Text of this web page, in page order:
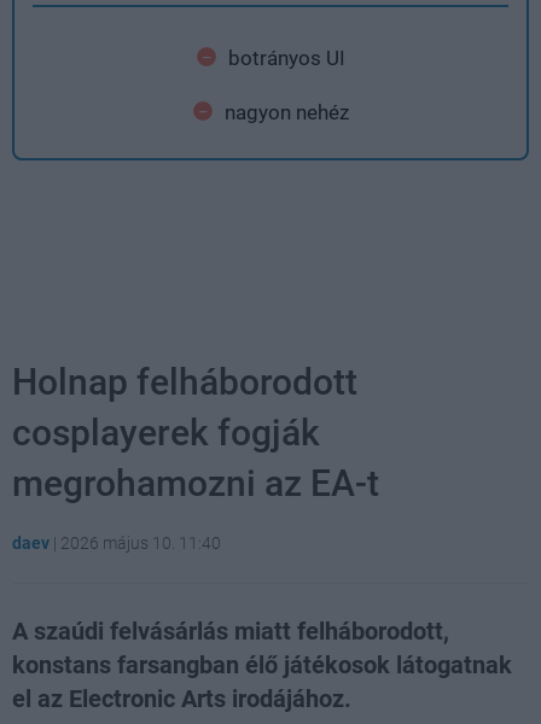
botrányos UI
nagyon nehéz
Holnap felháborodott
cosplayerek fogják
megrohamozni az EA-t
daev | 2026 május 10. 11:40
A szaúdi felvásárlás miatt felháborodott,
konstans farsangban élő játékosok látogatnak
el az Electronic Arts irodájához.